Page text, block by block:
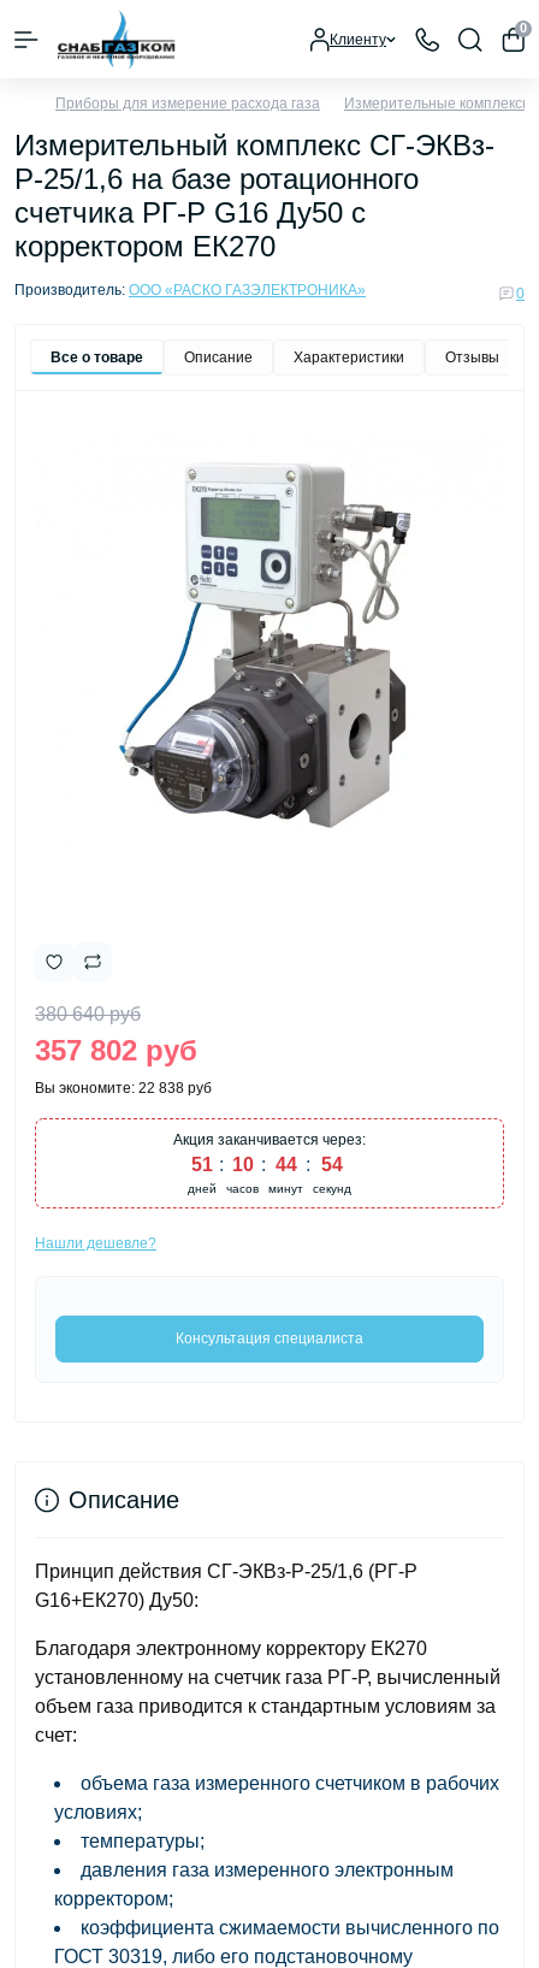
Клиенту
0
Приборы для измерение расхода газа Измерительные комплексы
Измерительный комплекс СГ-ЭКВз-
Р-25/1,6 на базе ротационного
счетчика РГ-Р G16 Ду50 с
корректором ЕК270
Производитель: ООО «РАСКО ГАЗЭЛЕКТРОНИКА» 0
Все о товаре Описание Характеристики Отзывы
380 640 руб
357 802 руб
Вы экономите: 22 838 руб
Акция заканчивается через:
51
дней
10
часов
44
минут
54
секунд
Нашли дешевле?
Консультация специалиста
Описание
Принцип действия СГ-ЭКВз-Р-25/1,6 (РГ-Р
G16+ЕК270) Ду50:
Благодаря электронному корректору ЕК270
установленному на счетчик газа РГ-Р, вычисленный
объем газа приводится к стандартным условиям за
счет:
объема газа измеренного счетчиком в рабочих
условиях;
температуры;
давления газа измеренного электронным
корректором;
коэффициента сжимаемости вычисленного по
ГОСТ 30319, либо его подстановочному